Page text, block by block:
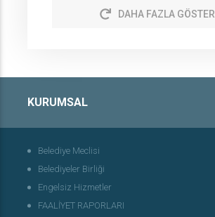
DAHA FAZLA GÖSTER
KURUMSAL
Belediye Meclisi
Belediyeler Birliği
Engelsiz Hizmetler
FAALİYET RAPORLARI